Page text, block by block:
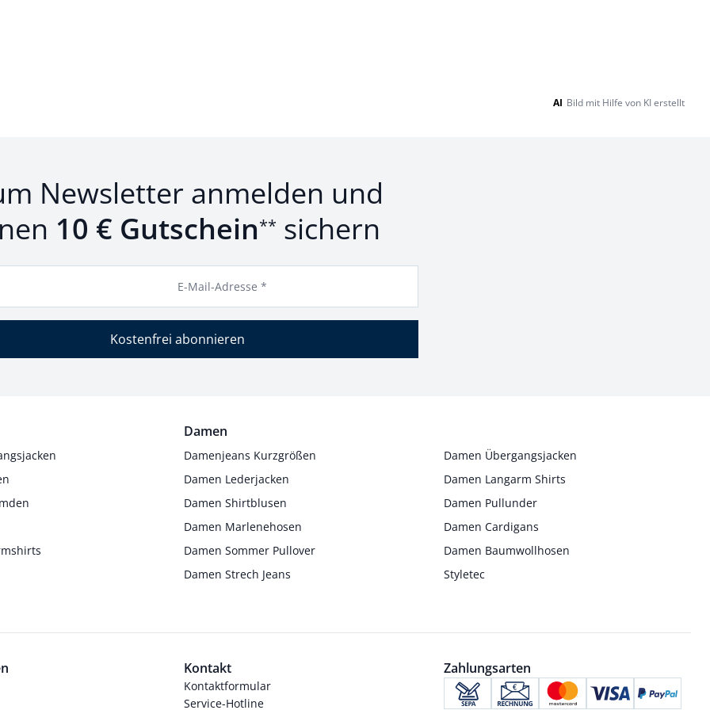
AI Bild mit Hilfe von KI erstellt
Newsletter anmelden und
10 € Gutschein** sichern
E-Mail-Adresse *
Kostenfrei abonnieren
Damen
Damenjeans Kurzgrößen
Damen Übergangsjacken
Damen Lederjacken
Damen Langarm Shirts
Damen Shirtblusen
Damen Pullunder
Damen Marlenehosen
Damen Cardigans
Damen Sommer Pullover
Damen Baumwollhosen
Damen Strech Jeans
Styletec
Kontakt
Kontaktformular
Service-Hotline
Zahlungsarten